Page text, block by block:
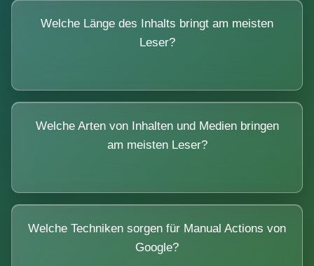
Welche Länge des Inhalts bringt am meisten
Leser?
Welche Arten von Inhalten und Medien bringen
am meisten Leser?
Welche Techniken sorgen für Manual Actions von
Google?